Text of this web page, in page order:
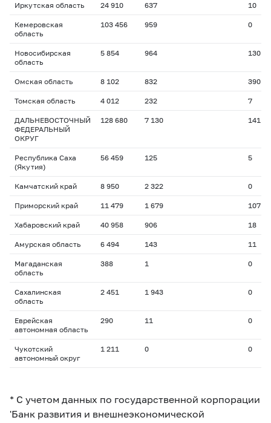
Иркутская область 24 910 637 10
Кемеровская
область
103 456 959 0
Новосибирская
область
5 854 964 130
Омская область 8 102 832 390
Томская область 4 012 232 7
ДАЛЬНЕВОСТОЧНЫЙ
ФЕДЕРАЛЬНЫЙ
ОКРУГ
128 680 7 130 141
Республика Саха
(Якутия)
56 459 125 5
Камчатский край 8 950 2 322 0
Приморский край 11 479 1 679 107
Хабаровский край 40 958 906 18
Амурская область 6 494 143 11
Магаданская
область
388 1 0
Сахалинская
область
2 451 1 943 0
Еврейская
автономная область
290 11 0
Чукотский
автономный округ
1 211 0 0
* С учетом данных по государственной корпорации
'Банк развития и внешнеэкономической